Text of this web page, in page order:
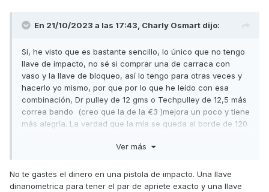
En 21/10/2023 a las 17:43, Charly Osmart dijo:
Si, he visto que es bastante sencillo, lo único que no tengo
llave de impacto, no sé si comprar una de carraca con
vaso y la llave de bloqueo, así lo tengo para otras veces y
hacerlo yo mismo, por que por lo que he leído con esa
combinación, Dr pulley de 12 gms o Techpulley de 12,5 más
correa bando (creo que la de la €3 )mejora un poco y tiene
más alegría. La verdad que la mía se queda al borde de 120
cuesta arriba y le falta un poco de "chispa", a ver si con
Gracias por vuestra ayuda.
Ver más
No te gastes el dinero en una pistola de impacto. Una llave
dinanometrica para tener el par de apriete exacto y una llave